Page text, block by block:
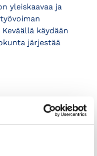
yleiskaavaa ja
käydään
järjestää
Porvoo